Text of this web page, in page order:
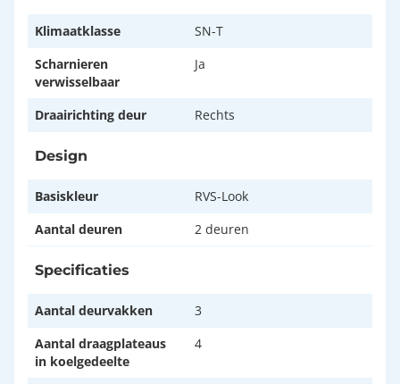
Klimaatklasse
SN-T
Scharnieren
verwisselbaar
Ja
Draairichting deur Rechts
Design
Basiskleur
RVS-Look
Aantal deuren
2 deuren
Specificaties
Aantal deurvakken
3
Aantal draagplateaus
in koelgedeelte
4